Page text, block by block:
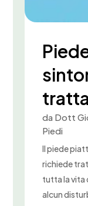
da Dott
Piedi
Il piede
richiede
tutta la vita
alcun